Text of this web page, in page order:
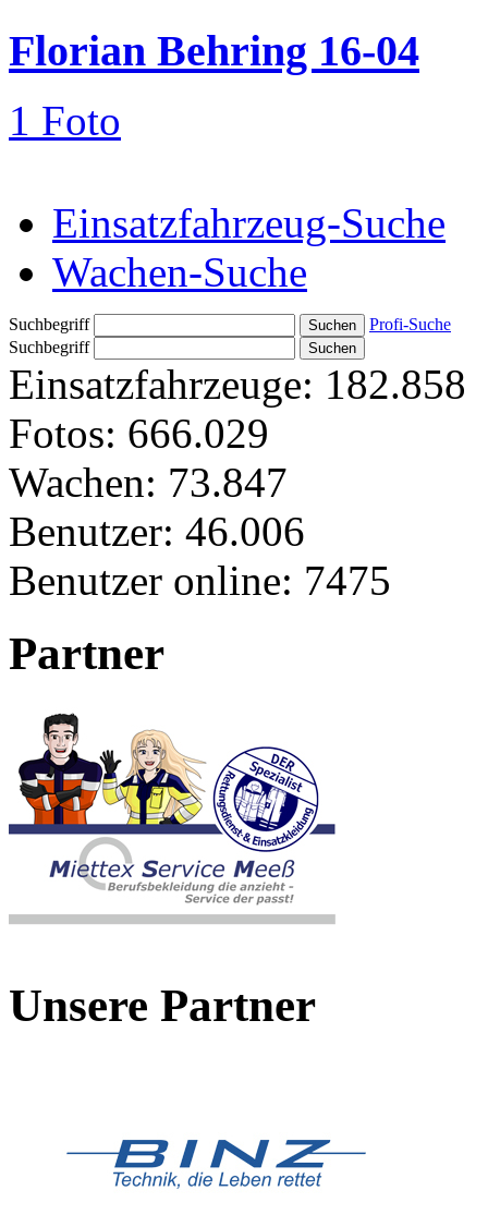
Florian Behring 16-04
1 Foto
Einsatzfahrzeug-Suche
Wachen-Suche
Suchbegriff
Profi-Suche
Suchbegriff
Einsatzfahrzeuge: 182.858
Fotos: 666.029
Wachen: 73.847
Benutzer: 46.006
Benutzer online: 7475
Partner
Unsere Partner